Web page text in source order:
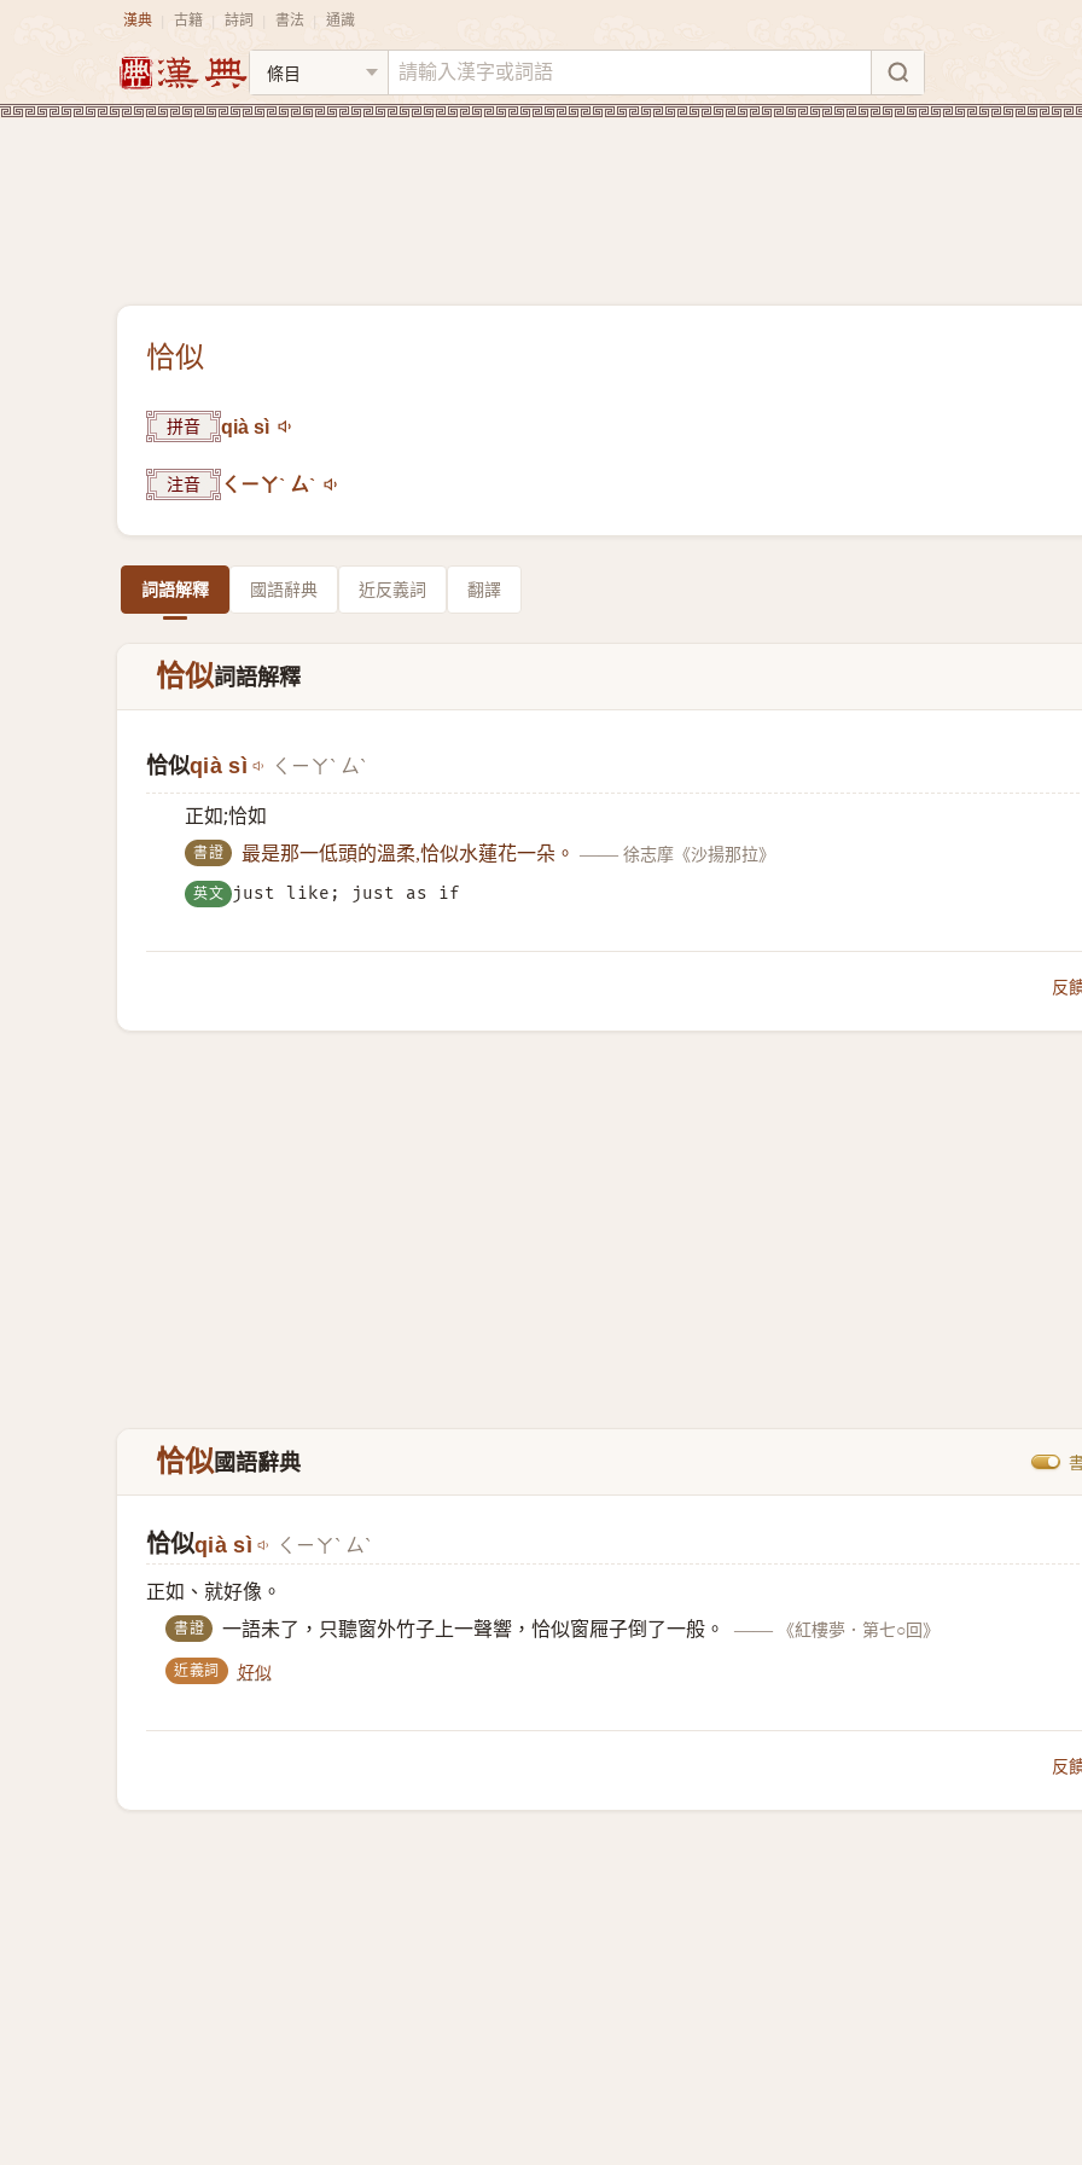
漢典 古籍 詩詞 書法 通識
恰似
拼音 qià sì
注音 ㄑㄧㄚˋ ㄙˋ
詞語解釋 國語辭典 近反義詞 翻譯
恰似詞語解釋
恰似qià sì ㄑㄧㄚˋ ㄙˋ
正如;恰如
書證 最是那一低頭的溫柔,恰似水蓮花一朵。 —— 徐志摩《沙揚那拉》
英文 just like; just as if
反
恰似國語辭典
恰似qià sì ㄑㄧㄚˋ ㄙˋ
正如、就好像。
書證 一語未了，只聽窗外竹子上一聲響，恰似窗屜子倒了一般。 —— 《紅樓夢．第七○回》
近義詞 好似
反